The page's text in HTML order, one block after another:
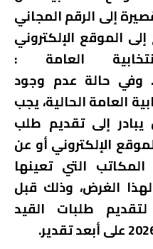
إلى الرقم المجاني
إلى الموقع الإلكتروني
العامة :
www.listeselectorales.ma. وفي حالة عدم وجود
العامة الحالية، يجب
إلى تقديم طلب
الإلكتروني أو عن
التي تعينها
لهذا الغرض، وذلك قبل
طلبات القيد